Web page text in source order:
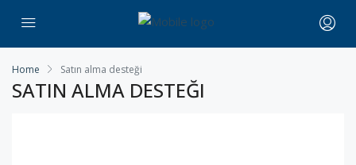
Home Satın alma desteği
SATIN ALMA DESTEĞI